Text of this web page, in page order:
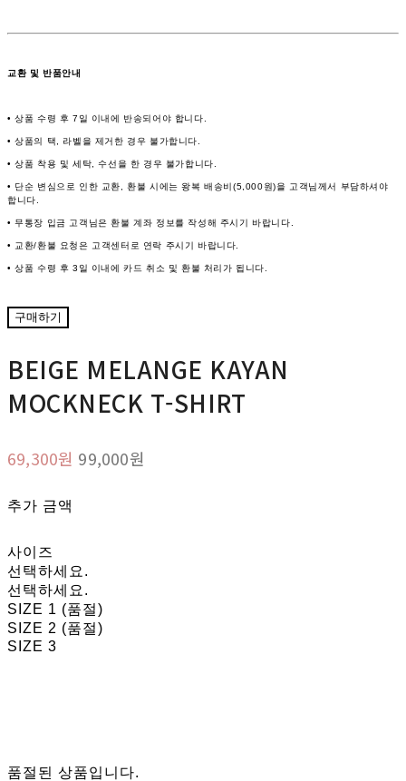
교환 및 반품안내
• 상품 수령 후 7일 이내에 반송되어야 합니다.
• 상품의 택, 라벨을 제거한 경우 불가합니다.
• 상품 착용 및 세탁, 수선을 한 경우 불가합니다.
• 단순 변심으로 인한 교환, 환불 시에는 왕복 배송비(5,000원)을 고객님께서 부담하셔야
합니다.
• 무통장 입금 고객님은 환불 계좌 정보를 작성해 주시기 바랍니다.
• 교환/환불 요청은 고객센터로 연락 주시기 바랍니다.
• 상품 수령 후 3일 이내에 카드 취소 및 환불 처리가 됩니다.
구매하기
BEIGE MELANGE KAYAN
MOCKNECK T-SHIRT
69,300원 99,000원
추가 금액
사이즈
선택하세요.
선택하세요.
SIZE 1 (품절)
SIZE 2 (품절)
SIZE 3
품절된 상품입니다.